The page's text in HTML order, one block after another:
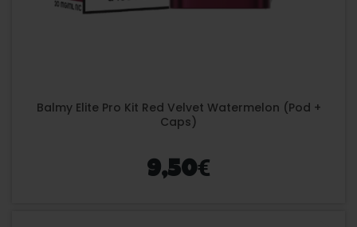
Balmy Elite Pro Kit Red Velvet Watermelon (Pod +
Caps)
9,50€